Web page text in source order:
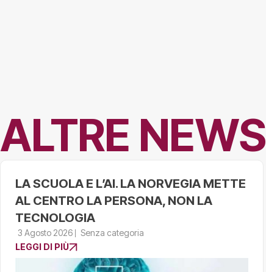
ALTRE NEWS
LA SCUOLA E L’AI. LA NORVEGIA METTE
AL CENTRO LA PERSONA, NON LA
TECNOLOGIA
3 Agosto 2026
Senza categoria
LEGGI DI PIÙ